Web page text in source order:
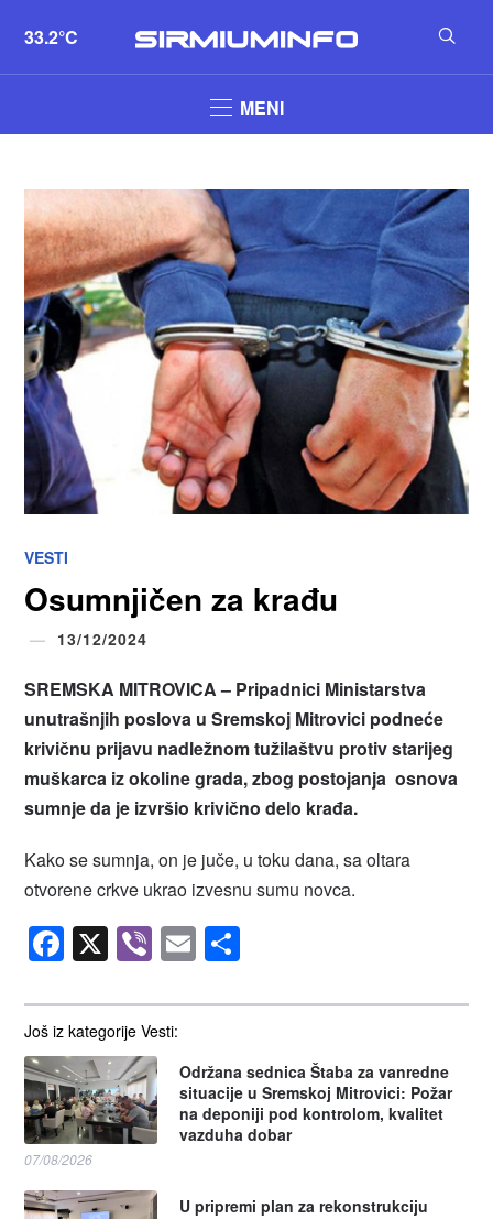
33.2°C
MENI
VESTI
Osumnjičen za krađu
13/12/2024
Još iz kategorije Vesti:
Održana sednica Štaba za vanredne
situacije u Sremskoj Mitrovici: Požar
na deponiji pod kontrolom, kvalitet
vazduha dobar
07/08/2026
U pripremi plan za rekonstrukciju
SREMSKA MITROVICA– Pripadnici Ministarstva
unutrašnjih poslova u Sremskoj Mitrovici podneće
krivičnu prijavu nadležnom tužilaštvu protiv starijeg
muškarca iz okoline grada, zbog postojanja osnova
sumnje da je izvršio krivično delo krađa.
Kako se sumnja, on je juče, u toku dana, sa oltara
otvorene crkve ukrao izvesnu sumu novca.
Facebook
X ViberEmail